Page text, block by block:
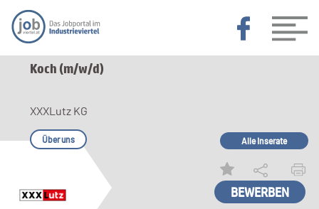
Koch (m/w/d)
XXXLutz KG
Über uns Alle Inserate